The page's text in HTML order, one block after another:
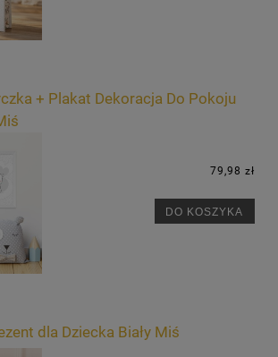
+ Plakat Dekoracja Do Pokoju
79,98 zł
DO KOSZYKA
dla Dziecka Biały Miś